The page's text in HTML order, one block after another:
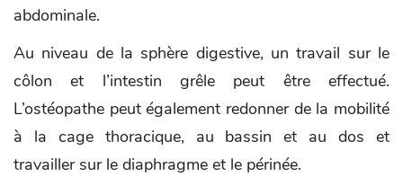
abdominale.
Au niveau de la sphère digestive, un travail sur le
côlon et l’intestin grêle peut être effectué.
L’ostéopathe peut également redonner de la mobilité
à la cage thoracique, au bassin et au dos et
travailler sur le diaphragme et le périnée.